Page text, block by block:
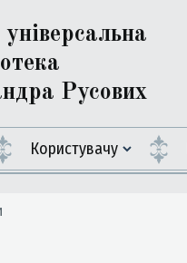
Русових
Користувачу